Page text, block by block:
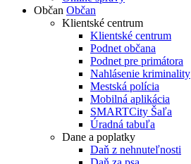
Občan Občan
Klientské centrum
Klientské centrum
Podnet občana
Podnet pre primátora
Nahlásenie kriminality
Mestská polícia
Mobilná aplikácia
SMARTCity Šaľa
Úradná tabuľa
Dane a poplatky
Daň z nehnuteľnosti